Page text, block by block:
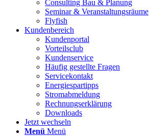
Consulting Bau & Planung
Seminar & Veranstaltungsräume
Flyfish
Kundenbereich
Kundenportal
Vorteilsclub
Kundenservice
Häufig gestellte Fragen
Servicekontakt
Energiespartipps
Stromabmeldung
Rechnungserklärung
Downloads
Jetzt wechseln
Menü Menü